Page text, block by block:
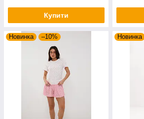
Купити
Новинка –10% Новинка